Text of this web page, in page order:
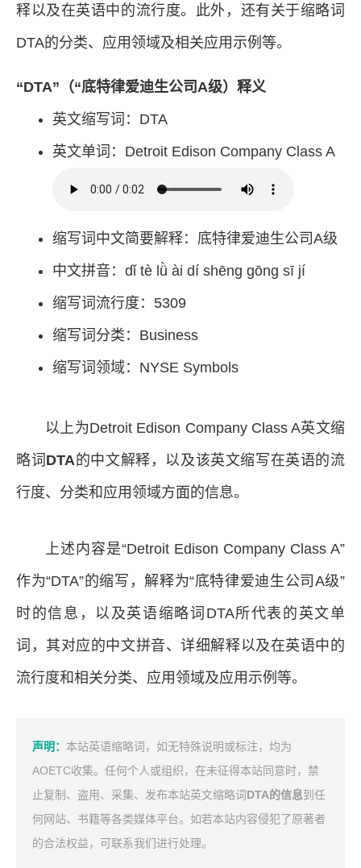
释以及在英语中的流行度。此外，还有关于缩略词
DTA的分类、应用领域及相关应用示例等。
“DTA”（“底特律爱迪生公司A级）释义
英文缩写词：DTA
英文单词：Detroit Edison Company Class A
缩写词中文简要解释：底特律爱迪生公司A级
中文拼音：dǐ tè lǜ ài dí shēng gōng sī jí
缩写词流行度：5309
缩写词分类：Business
缩写词领域：NYSE Symbols
以上为Detroit Edison Company Class A英文缩
略词 DTA的中文解释，以及该英文缩写在英语的流
行度、分类和应用领域方面的信息。
上述内容是“Detroit Edison Company Class A”
作为“DTA”的缩写，解释为“底特律爱迪生公司A级”
时的信息，以及英语缩略词DTA所代表的英文单
词，其对应的中文拼音、详细解释以及在英语中的
流行度和相关分类、应用领域及应用示例等。
声明： 本站英语缩略词，如无特殊说明或标注，均为
AOETC收集。任何个人或组织，在未征得本站同意时，禁
止复制、盗用、采集、发布本站英文缩略词DTA的信息到任
何网站、书籍等各类媒体平台。如若本站内容侵犯了原著者
的合法权益，可联系我们进行处理。